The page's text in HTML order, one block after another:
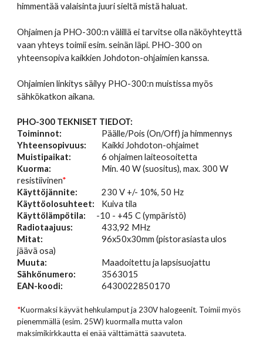
himmentää valaisinta juuri sieltä mistä haluat.
Ohjaimen ja PHO-300:n välillä ei tarvitse olla näköyhteyttä
vaan yhteys toimii esim. seinän läpi. PHO-300 on
yhteensopiva kaikkien Johdoton-ohjaimien kanssa.
Ohjaimien linkitys säilyy PHO-300:n muistissa myös
sähkökatkon aikana.
PHO-300 TEKNISET TIEDOT:
Toiminnot:
Päälle/Pois (On/Off) ja himmennys
Yhteensopivuus:
Kaikki Johdoton-ohjaimet
Muistipaikat:
6 ohjaimen laiteosoitetta
Kuorma:
Min. 40 W (suositus), max. 300 W
resistiivinen*
Käyttöjännite:
230 V +/- 10%, 50 Hz
Käyttöolosuhteet:
Kuiva tila
Käyttölämpötila:
     -10 - +45 C (ympäristö)
Radiotaajuus:
433,92 MHz
Mitat:
96x50x30mm (pistorasiasta ulos
jäävä osa)
Muuta:
Maadoitettu ja lapsisuojattu
Sähkönumero:
3563015
EAN-koodi:
6430022850170
*Kuormaksi käyvät hehkulamput ja 230V halogeenit. Toimii myös
pienemmällä (esim. 25W) kuormalla mutta valon
maksimikirkkautta ei enää välttämättä saavuteta.